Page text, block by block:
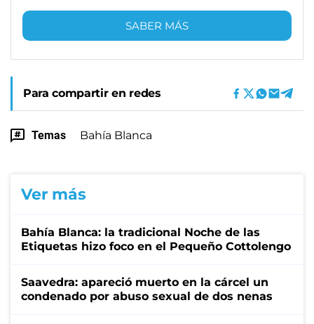
SABER MÁS
Para compartir en redes
Temas Bahía Blanca
Ver más
Bahía Blanca: la tradicional Noche de las
Etiquetas hizo foco en el Pequeño Cottolengo
Saavedra: apareció muerto en la cárcel un
condenado por abuso sexual de dos nenas